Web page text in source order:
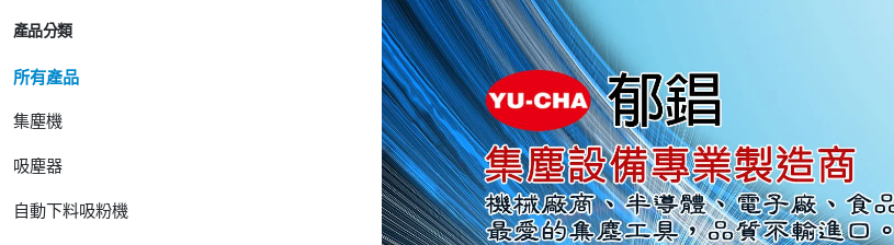
產品分類
所有產品
集塵機
吸塵器
自動下料吸粉機